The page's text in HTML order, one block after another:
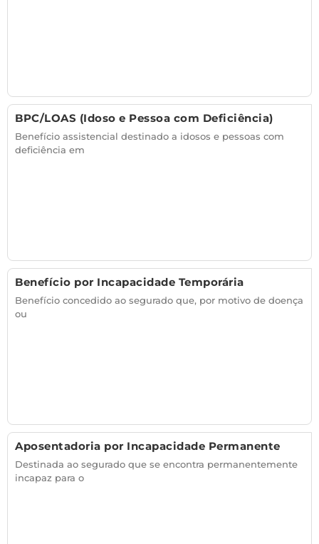
BPC/LOAS (Idoso e Pessoa com Deficiência)
Benefício assistencial destinado a idosos e pessoas com
deficiência em
Benefício por Incapacidade Temporária
Benefício concedido ao segurado que, por motivo de doença
ou
Aposentadoria por Incapacidade Permanente
Destinada ao segurado que se encontra permanentemente
incapaz para o